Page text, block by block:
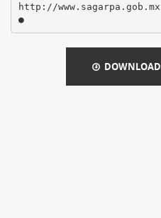
http://www.sagarpa.gob.mx
●
DOWNLOAD